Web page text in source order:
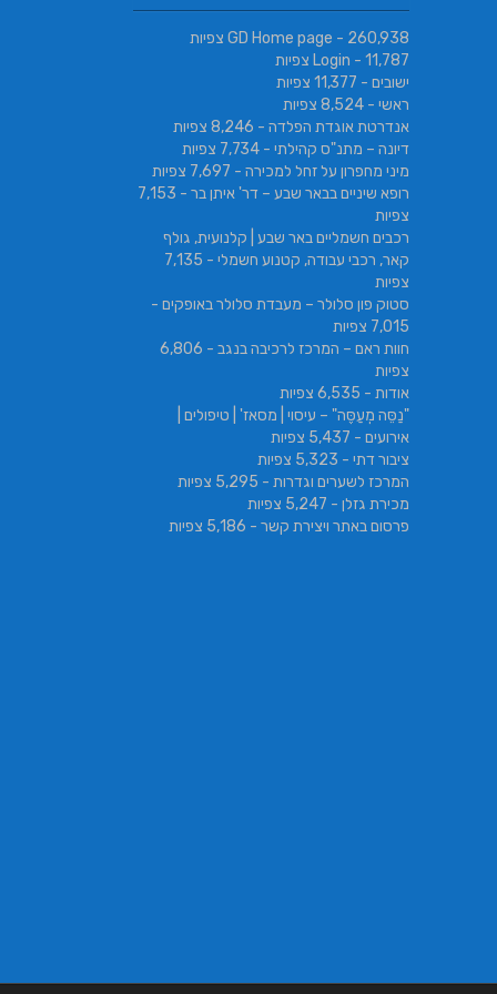
GD Home page - 260,938 צפיות
Login - 11,787 צפיות
ישובים - 11,377 צפיות
ראשי - 8,524 צפיות
אנדרטת אוגדת הפלדה - 8,246 צפיות
דיונה – מתנ"ס קהילתי - 7,734 צפיות
מיני מחפרון על זחל למכירה - 7,697 צפיות
רופא שיניים בבאר שבע – דר' איתן בר
- 7,153
צפיות
רכבים חשמליים באר שבע | קלנועית, גולף
קאר, רכבי עבודה, קטנוע חשמלי
- 7,135
צפיות
סטוק פון סלולר – מעבדת סלולר באופקים -
7,015 צפיות
חוות ראם – המרכז לרכיבה בנגב
- 6,806
צפיות
אודות - 6,535 צפיות
"נַסֵּה מְעַסֶּה" – עיסוי | מסאז' | טיפולים |
אירועים - 5,437 צפיות
ציבור דתי - 5,323 צפיות
המרכז לשערים וגדרות - 5,295 צפיות
מכירת גזלן - 5,247 צפיות
פרסום באתר ויצירת קשר - 5,186 צפיות